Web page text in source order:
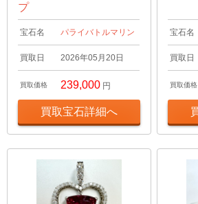
プ
宝石名 パライバトルマリン
買取日 2026年05月20日
買取価格 239,000 円
買取宝石詳細へ
宝石名
買取日
買取価格